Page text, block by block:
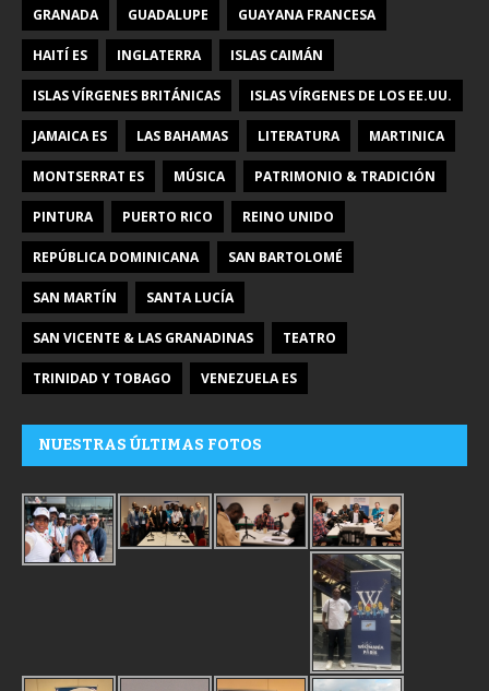
GRANADA GUADALUPE GUAYANA FRANCESA
HAITÍ ES INGLATERRA ISLAS CAIMÁN
ISLAS VÍRGENES BRITÁNICAS ISLAS VÍRGENES DE LOS EE.UU.
JAMAICA ES LAS BAHAMAS LITERATURA MARTINICA
MONTSERRAT ES MÚSICA PATRIMONIO & TRADICIÓN
PINTURA PUERTO RICO REINO UNIDO
REPÚBLICA DOMINICANA SAN BARTOLOMÉ
SAN MARTÍN SANTA LUCÍA
SAN VICENTE & LAS GRANADINAS TEATRO
TRINIDAD Y TOBAGO VENEZUELA ES
NUESTRAS ÚLTIMAS FOTOS